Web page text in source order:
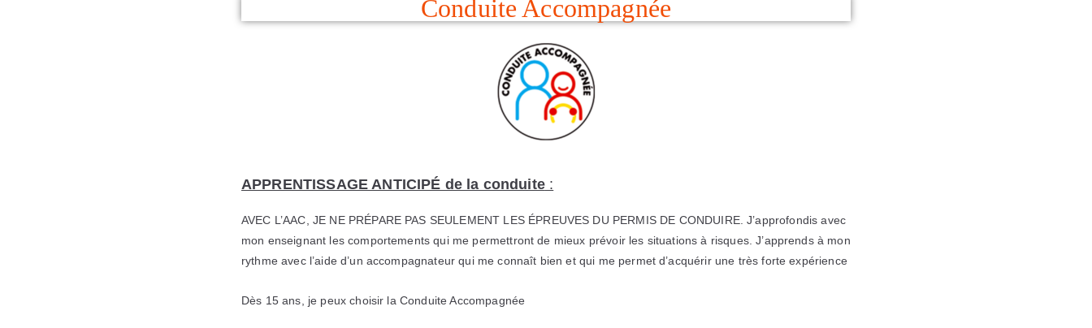
Conduite Accompagnée
APPRENTISSAGE ANTICIPÉ de la conduite:
AVEC L’AAC, JE NE PRÉPARE PAS SEULEMENT LES ÉPREUVES DU PERMIS DE CONDUIRE. J’approfondis avec
mon enseignant les comportements qui me permettront de mieux prévoir les situations à risques. J’apprends à mon
rythme avec l’aide d’un accompagnateur qui me connaît bien et qui me permet d’acquérir une très forte expérience
Dès 15 ans, je peux choisir la Conduite Accompagnée